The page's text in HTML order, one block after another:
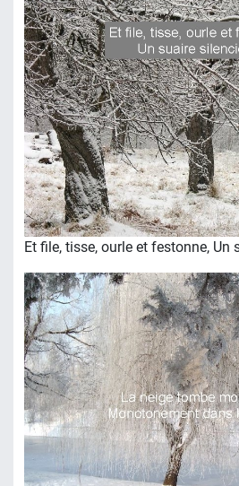
Et file, tisse, ourle et festonne, Un